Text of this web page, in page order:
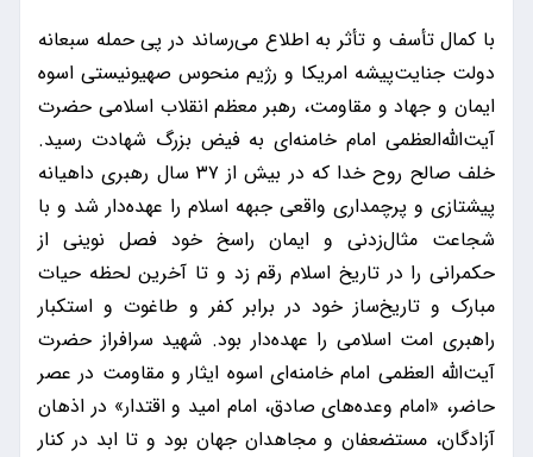
با کمال تأسف و تأثر به اطلاع می‌رساند در پی حمله سبعانه
دولت جنایت‌پیشه امریکا و رژیم منحوس صهیونیستی اسوه
ایمان و جهاد و مقاومت، رهبر معظم انقلاب اسلامی حضرت
آیت‌الله‌العظمی امام خامنه‌ای به فیض بزرگ شهادت رسید.
خلف صالح روح خدا که در بیش از ۳۷ سال رهبری داهیانه
پیشتازی و پرچمداری واقعی جبهه اسلام را عهده‌دار شد و با
شجاعت مثال‌زدنی و ایمان راسخ خود فصل نوینی از
حکمرانی را در تاریخ اسلام رقم زد و تا آخرین لحظه حیات
مبارک و تاریخ‌ساز خود در برابر کفر و طاغوت و استکبار
راهبری امت اسلامی را عهده‌دار بود. شهید سرافراز حضرت
آیت‌الله العظمی امام خامنه‌ای اسوه ایثار و مقاومت در عصر
حاضر، «امام وعده‌های صادق، امام امید و اقتدار» در اذهان
آزادگان، مستضعفان و مجاهدان جهان بود و تا ابد در کنار